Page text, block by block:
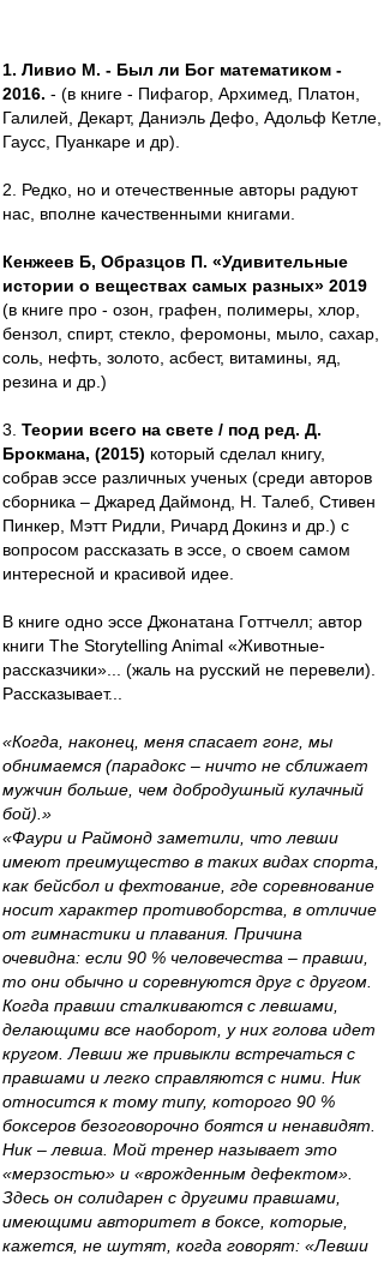
1. Ливио М. - Был ли Бог математиком -
2016. - (в книге - Пифагор, Архимед, Платон,
Галилей, Декарт, Даниэль Дефо, Адольф Кетле,
Гаусс, Пуанкаре и др).
2. Редко, но и отечественные авторы радуют
нас, вполне качественными книгами.
Кенжеев Б, Образцов П. «Удивительные
истории о веществах самых разных» 2019
(в книге про - озон, графен, полимеры, хлор,
бензол, спирт, стекло, феромоны, мыло, сахар,
соль, нефть, золото, асбест, витамины, яд,
резина и др.)
3. Теории всего на свете / под ред. Д.
Брокмана, (2015) который сделал книгу,
собрав эссе различных ученых (среди авторов
сборника – Джаред Даймонд, Н. Талеб, Стивен
Пинкер, Мэтт Ридли, Ричард Докинз и др.) с
вопросом рассказать в эссе, о своем самом
интересной и красивой идее.
В книге одно эссе Джонатана Готтчелл; автор
книги The Storytelling Animal «Животные-
рассказчики»... (жаль на русский не перевели).
Рассказывает...
«Когда, наконец, меня спасает гонг, мы
обнимаемся (парадокс – ничто не сближает
мужчин больше, чем добродушный кулачный
бой).»
«Фаури и Раймонд заметили, что левши
имеют преимущество в таких видах спорта,
как бейсбол и фехтование, где соревнование
носит характер противоборства, в отличие
от гимнастики и плавания. Причина
очевидна: если 90 % человечества – правши,
то они обычно и соревнуются друг с другом.
Когда правши сталкиваются с левшами,
делающими все наоборот, у них голова идет
кругом. Левши же привыкли встречаться с
правшами и легко справляются с ними. Ник
относится к тому типу, которого 90 %
боксеров безоговорочно боятся и ненавидят.
Ник – левша. Мой тренер называет это
«мерзостью» и «врожденным дефектом».
Здесь он солидарен с другими правшами,
имеющими авторитет в боксе, которые,
кажется, не шутят, когда говорят: «Левши